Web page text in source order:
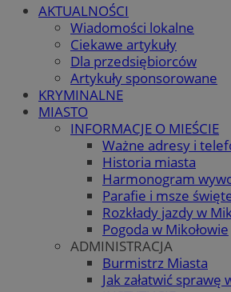
AKTUALNOŚCI
Wiadomości lokalne
Ciekawe artykuły
Dla przedsiębiorców
Artykuły sponsorowane
KRYMINALNE
MIASTO
INFORMACJE O MIEŚCIE
Ważne adresy i
Historia miasta
Harmonogram
Parafie i msze
Rozkłady jazdy w
Pogoda w Mikołowie
ADMINISTRACJA
Burmistrz Miasta
Jak załatwić sprawę